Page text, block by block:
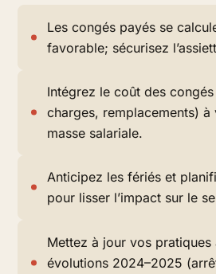
Les congés payés se
favorable; sécurisez
Intégrez le coût des
charges, remplacements)
masse salariale.
Anticipez les fériés et
pour lisser l’impact sur le
Mettez à jour vos pratiques
évolutions 2024–2025